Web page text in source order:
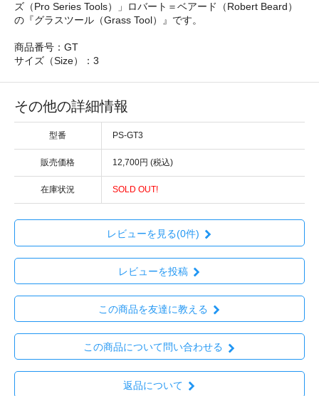
ズ（Pro Series Tools）」ロバート＝ベアード（Robert Beard）
の『グラスツール（Grass Tool）』です。
商品番号：GT
サイズ（Size）：3
その他の詳細情報
型番 PS-GT3
販売価格 12,700円 (税込)
在庫状況 SOLD OUT!
レビューを見る(0件)
レビューを投稿
この商品を友達に教える
この商品について問い合わせる
返品について